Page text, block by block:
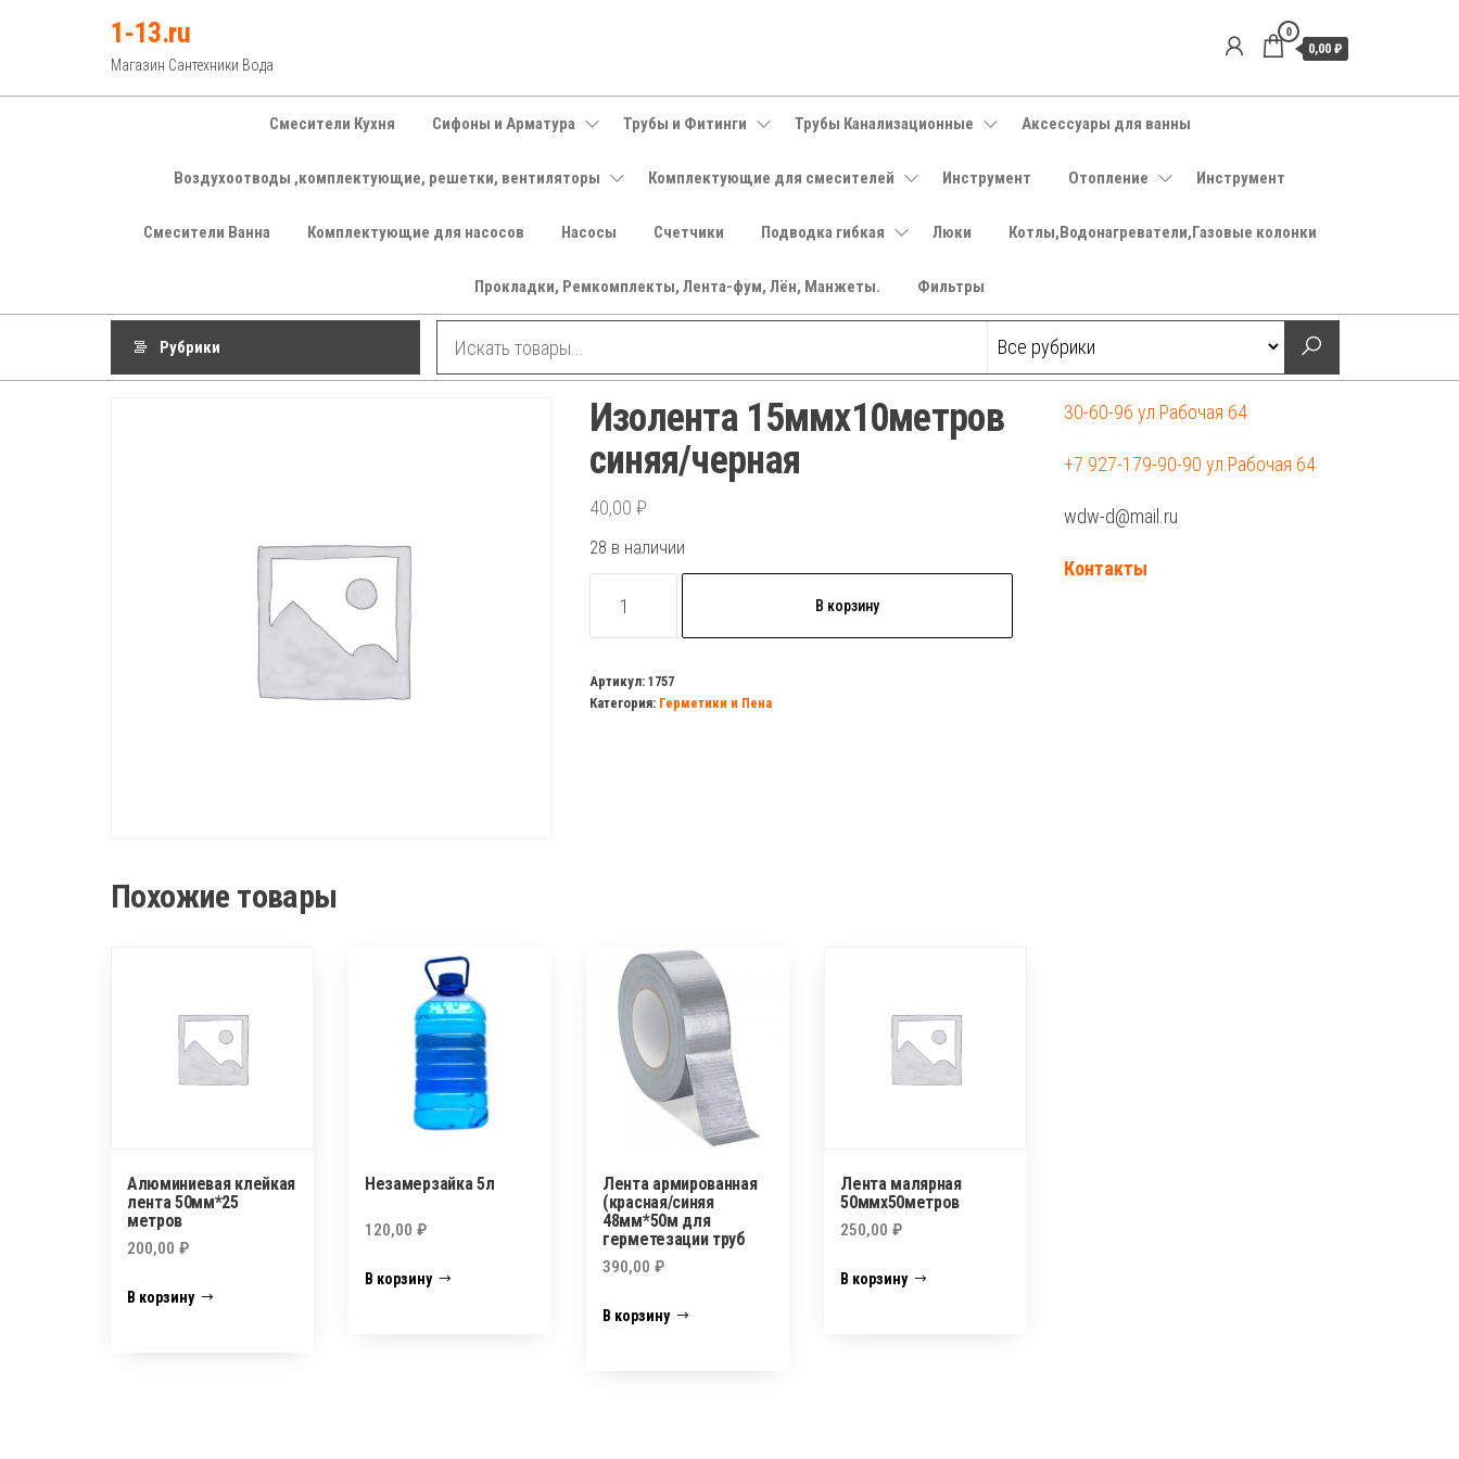
1-13.ru
Магазин Сантехники Вода
0
0,00 ₽
Смесители Кухня Сифоны и Арматура Трубы и Фитинги Трубы Канализационные Аксессуары для ванны
Воздухоотводы ,комплектующие, решетки, вентиляторы Комплектующие для смесителей Инструмент Отопление Инструмент
Смесители Ванна Комплектующие для насосов Насосы Счетчики Подводка гибкая Люки Котлы,Водонагреватели,Газовые колонки
Прокладки, Ремкомплекты, Лента-фум, Лён, Манжеты. Фильтры
Рубрики
Изолента 15ммх10метров
синяя/черная
40,00 ₽
28 в наличии
товара
15ммх10метров
синяя/
В корзину
Артикул: 1757
Категория: Герметики и Пена
Похожие товары
Алюминиевая клейкая
лента 50мм*25
метров
200,00 ₽
В корзину
Незамерзайка 5л
120,00₽
В корзину
Лента армированная
(красная/синяя
48мм*50м для
герметезации труб
390,00₽
В корзину
Лента малярная
50ммх50метров
250,00₽
В корзину
30-60-96 ул.Рабочая 64
+7 927-179-90-90 ул.Рабочая 64
wdw-d@mail.ru
Контакты